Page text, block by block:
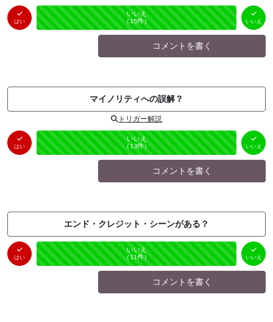
はい
はい
（0件）
未投票
いいえ
（15件） いいえ
コメントを書く
マイノリティへの誤解？
トリガー解説
はい
はい
（0件）
未投票
いいえ
（13件） いいえ
コメントを書く
エンド・クレジット・シーンがある？
はい
はい
（0件）
未投票
いいえ
（11件） いいえ
コメントを書く